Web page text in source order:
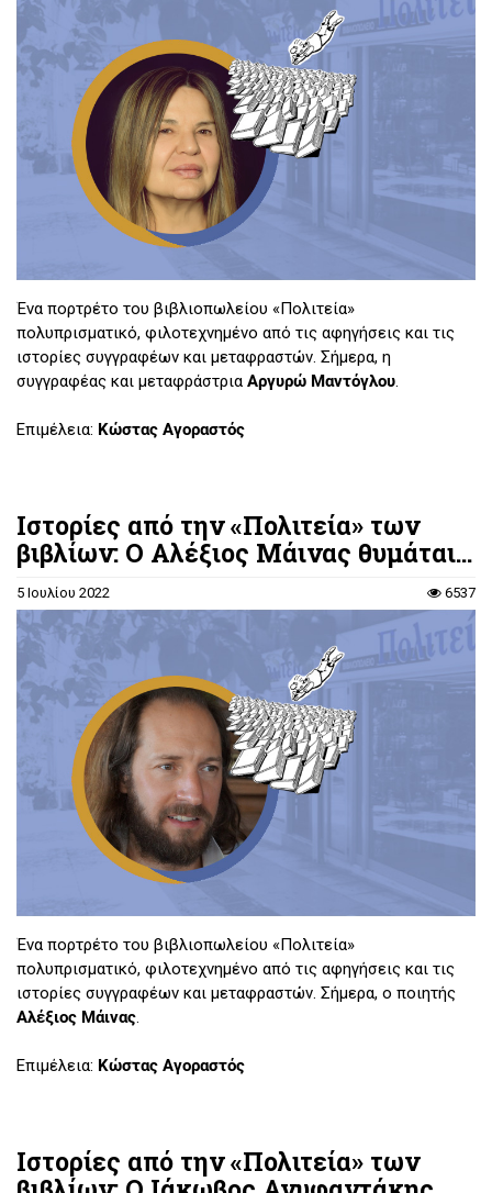
Ένα πορτρέτο του βιβλιοπωλείου «Πολιτεία»
πολυπρισματικό, φιλοτεχνημένο από τις αφηγήσεις και τις
ιστορίες συγγραφέων και μεταφραστών. Σήμερα, η
συγγραφέας και μεταφράστρια Αργυρώ Μαντόγλου.
Επιμέλεια: Κώστας Αγοραστός
Ιστορίες από την «Πολιτεία» των
βιβλίων: Ο Αλέξιος Μάινας θυμάται...
5 Ιουλίου 2022 6537
Ένα πορτρέτο του βιβλιοπωλείου «Πολιτεία»
πολυπρισματικό, φιλοτεχνημένο από τις αφηγήσεις και τις
ιστορίες συγγραφέων και μεταφραστών. Σήμερα, ο ποιητής
Αλέξιος Μάινας.
Επιμέλεια: Κώστας Αγοραστός
Ιστορίες από την «Πολιτεία» των